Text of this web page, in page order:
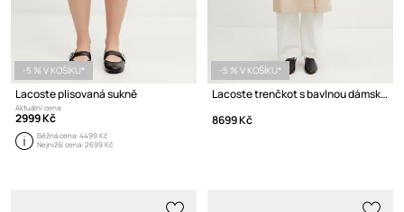
-5 % V KOŠÍKU*
Lacoste plisovaná sukně
Aktuální cena:
2999 Kč
Běžná cena:4499 Kč
Nejnižší cena:2699 Kč
-5 % V KOŠÍKU*
Lacoste trenčkot s bavlnou dámský
8699 Kč